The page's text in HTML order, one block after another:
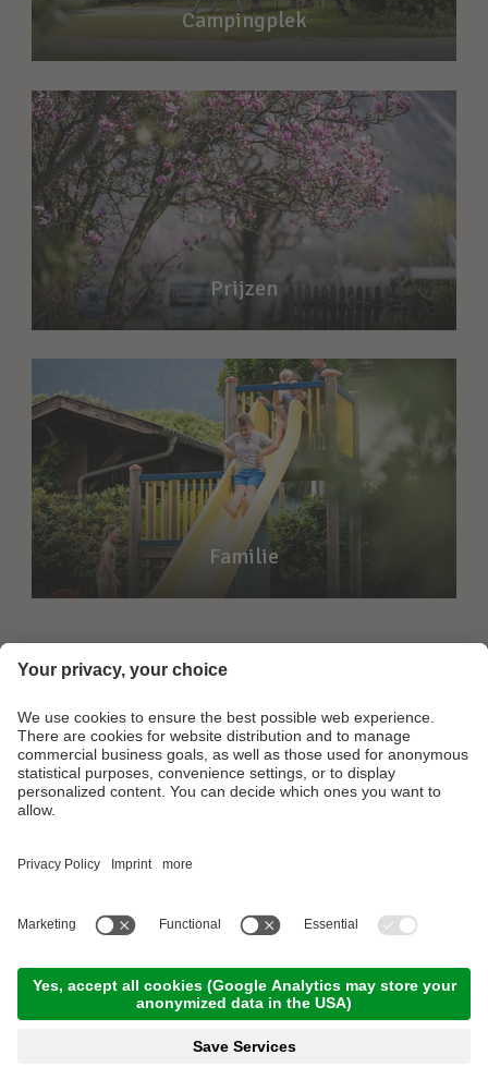
Campingplek
Prijzen
Familie
Fotogalerij
contact
2026 Camping Arquin.BTW Nr. IT01297610212
aperformancewebsite by